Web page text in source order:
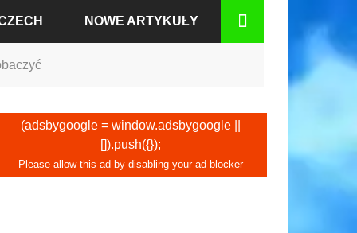
NOWE ARTYKUŁY
(adsbygoogle = window.adsbygoogle ||
[]).push({});